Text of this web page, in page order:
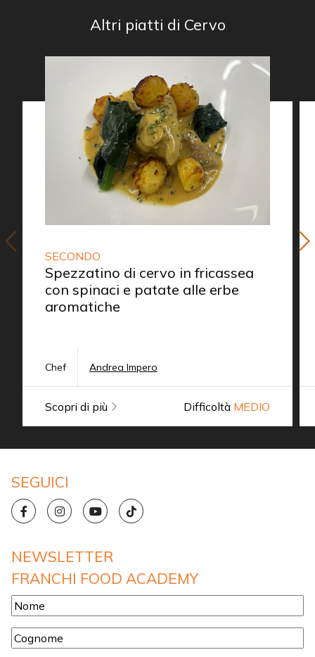
Altri piatti di Cervo
SECONDO
Spezzatino di cervo in fricassea
con spinaci e patate alle erbe
aromatiche
Chef Andrea Impero
Scopri di più Difficoltà MEDIO
SEGUICI
NEWSLETTER
FRANCHI FOOD ACADEMY
Nome*
Cognome*